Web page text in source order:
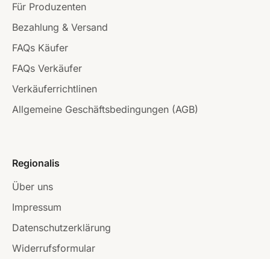
Für Produzenten
Bezahlung & Versand
FAQs Käufer
FAQs Verkäufer
Verkäuferrichtlinen
Allgemeine Geschäftsbedingungen (AGB)
Regionalis
Über uns
Impressum
Datenschutzerklärung
Widerrufsformular